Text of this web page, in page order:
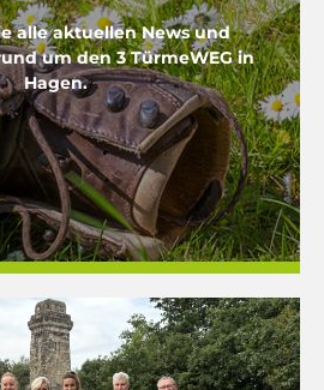
alle aktuellen News und
um den 3 TürmeWEG in
Hagen.